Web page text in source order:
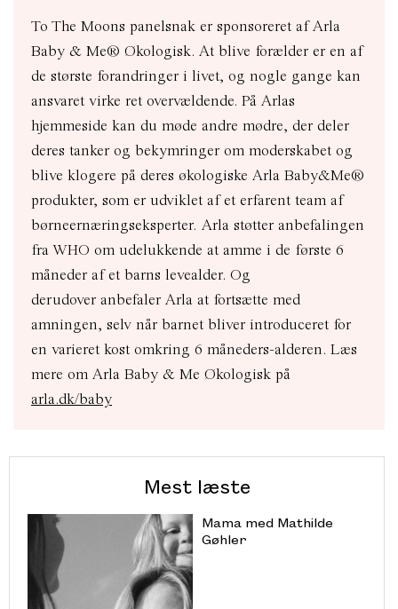
To The Moons panelsnak er sponsoreret af Arla
Baby & Me® Økologisk. At blive forælder er en af
de største forandringer i livet, og nogle gange kan
ansvaret virke ret overvældende. På Arlas
hjemmeside kan du møde andre mødre, der deler
deres tanker og bekymringer om moderskabet og
blive klogere på deres økologiske Arla Baby&Me®
produkter, som er udviklet af et erfarent team af
børneernæringseksperter. Arla støtter anbefalingen
fra WHO om udelukkende at amme i de første 6
måneder af et barns levealder. Og
derudover anbefaler Arla at fortsætte med
amningen, selv når barnet bliver introduceret for
en varieret kost omkring 6 måneders-alderen. Læs
mere om Arla Baby & Me Økologisk på
arla.dk/baby
Mest læste
Mama med Mathilde
Gøhler